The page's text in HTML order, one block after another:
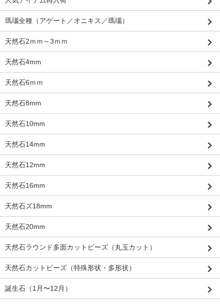
瑪瑙全種（アゲート／オニキス／瑪瑙）
天然石2ｍｍ～3ｍｍ
天然石4mm
天然石6ｍｍ
天然石8mm
天然石10mm
天然石14mm
天然石12mm
天然石16mm
天然石ズ18mm
天然石20mm
天然石ラウンド多面カットビーズ（丸玉カット）
天然石カットビーズ（特殊形状・多形状）
誕生石（1月〜12月）